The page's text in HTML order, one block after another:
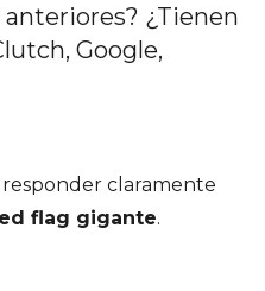
¿Tienen
Google,
claramente
flag gigante.